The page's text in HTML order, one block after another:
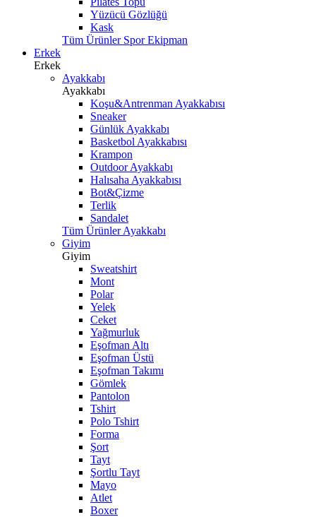
Yüzücü Gözlüğü
Kask
Tüm Ürünler Spor Ekipman
Erkek
Erkek
Ayakkabı
Ayakkabı
Koşu&Antrenman Ayakkabısı
Sneaker
Günlük Ayakkabı
Basketbol Ayakkabısı
Krampon
Outdoor Ayakkabı
Halısaha Ayakkabısı
Bot&Çizme
Terlik
Sandalet
Tüm Ürünler Ayakkabı
Giyim
Giyim
Sweatshirt
Mont
Polar
Yelek
Ceket
Yağmurluk
Eşofman Altı
Eşofman Üstü
Eşofman Takımı
Gömlek
Pantolon
Tshirt
Polo Tshirt
Forma
Şort
Tayt
Şortlu Tayt
Mayo
Atlet
Boxer